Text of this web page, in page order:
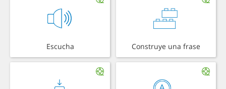
Escucha Construye una frase